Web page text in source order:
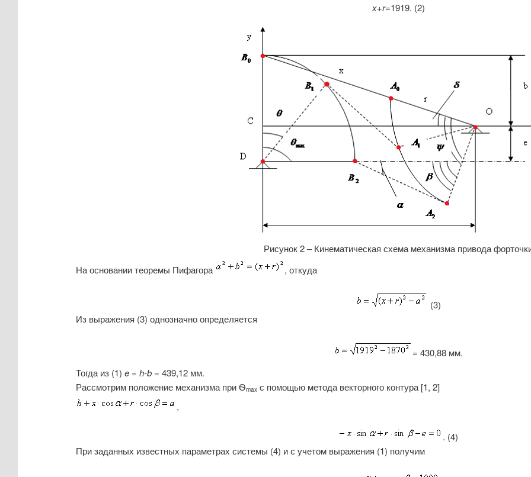
x+r=1919. (2)
Рисунок 2 – Кинематическая схема механизма привода
На основании теоремы Пифагора
, откуда
(3)
Из выражения (3) однозначно определяется
= 430,88 мм.
Тогда из (1) e = h-b= 439,12 мм.
Рассмотрим положение механизма при Ѳmaxс помощью метода векторного контура [1, 2]
,
. (4)
При заданных известных параметрах системы (4) и с учетом выражения (1) получим